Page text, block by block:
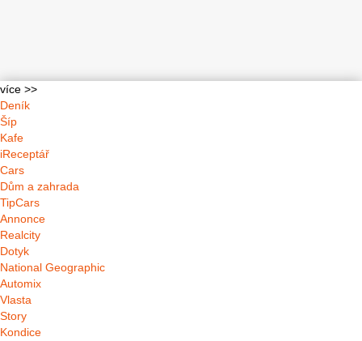
více >>
Deník
Šíp
Kafe
iReceptář
Cars
Dům a zahrada
TipCars
Annonce
Realcity
Dotyk
National Geographic
Automix
Vlasta
Story
Kondice